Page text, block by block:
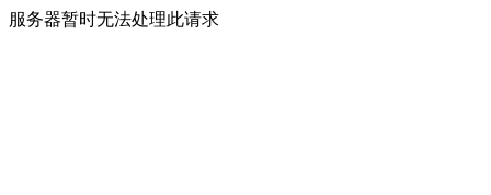
服务器暂时无法处理此请求